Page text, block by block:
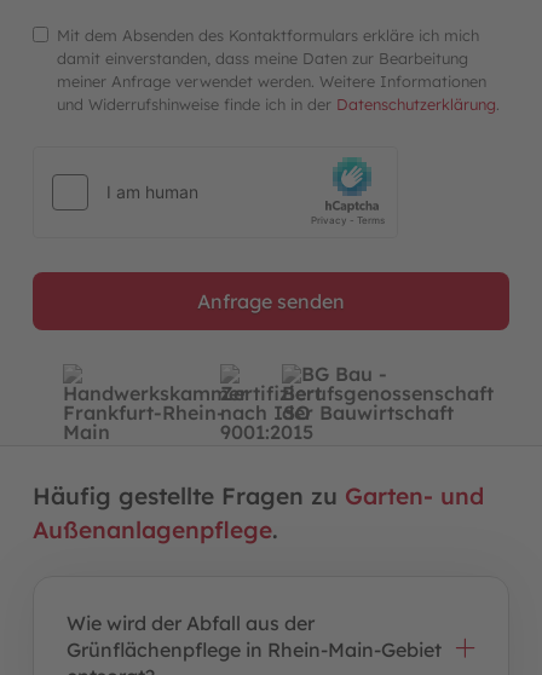
Mit dem Absenden des Kontaktformulars erkläre ich mich
damit einverstanden, dass meine Daten zur Bearbeitung
meiner Anfrage verwendet werden. Weitere Informationen
und Widerrufshinweise finde ich in der Datenschutzerklärung
Anfrage senden
Häufig gestellte Fragen zu Garten- und
Außenanlagenpflege.
Wie wird der Abfall aus der
Grünflächenpflege in Rhein-Main-Gebiet